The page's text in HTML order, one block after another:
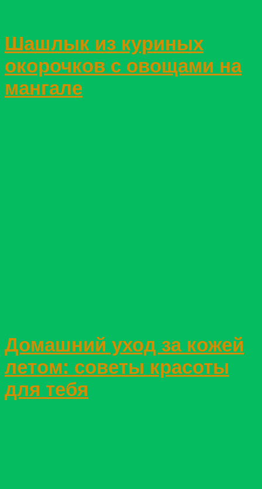
Шашлык из куриных
окорочков с овощами на
мангале
Домашний уход за кожей
летом: советы красоты
для тебя